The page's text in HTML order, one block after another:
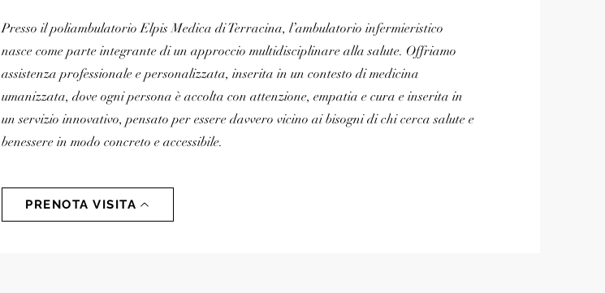
Presso il poliambulatorio Elpis Medica di Terracina, l’ambulatorio infermieristico
nasce come parte integrante di un approccio multidisciplinare alla salute. Offriamo
assistenza professionale e personalizzata, inserita in un contesto di medicina
umanizzata, dove ogni persona è accolta con attenzione, empatia e cura e inserita in
un servizio innovativo, pensato per essere davvero vicino ai bisogni di chi cerca salute e
benessere in modo concreto e accessibile.
PRENOTA VISITA